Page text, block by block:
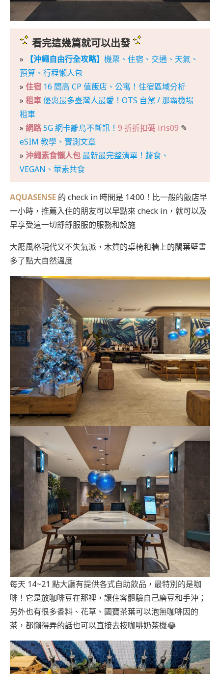
看完這幾篇就可以出發
» 【沖繩自由行全攻略】 機票、住宿、交通、天氣、
預算、行程懶人包
» 住宿 16 間高 CP 值飯店、公寓！住宿區域分析
» 租車優惠最多臺灣人最愛！OTS 自駕 / 那霸機場
租車
» 網路5G 網卡離島不斷訊！ 9 折折扣碼 iris09 ✎
eSIM 教學、實測文章
» 沖繩素食懶人包 最新最完整清單！蔬食、
VEGAN、葷素共食
AQUASENSE 的 check in 時間是 14:00！比一般的飯店早
一小時，推薦入住的朋友可以早點來 check in，就可以及
早享受這一切舒舒服服的服務和設施
大廳風格現代又不失氣派，木質的桌椅和牆上的闊葉壁畫
多了點大自然溫度
每天 14~21 點大廳有提供各式自助飲品，最特別的是咖
啡！它是放咖啡豆在那裡，讓住客體驗自己磨豆和手沖；
另外也有很多香料、花草、國寶茶葉可以泡無咖啡因的
茶，都懶得弄的話也可以直接去按咖啡奶茶機😂